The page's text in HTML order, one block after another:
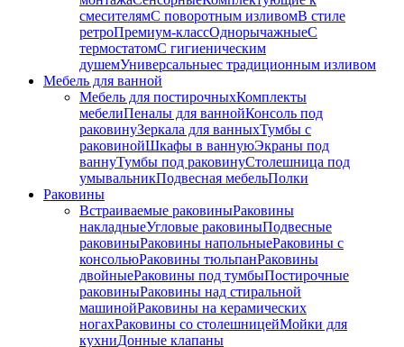
смесителямС поворотным изливомВ стиле
ретроПремиум-классОднорычажныеС
термостатомС гигиеническим
душемУниверсальныес традиционным изливом
Мебель для ванной
Мебель для постирочныхКомплекты
мебелиПеналы для ваннойКонсоль под
раковинуЗеркала для ванныхТумбы с
раковинойШкафы в ваннуюЭкраны под
ваннуТумбы под раковинуСтолешница под
умывальникПодвесная мебельПолки
Раковины
Встраиваемые раковиныРаковины
накладныеУгловые раковиныПодвесные
раковиныРаковины напольныеРаковины с
консольюРаковины тюльпанРаковины
двойныеРаковины под тумбыПостирочные
раковиныРаковины над стиральной
машинойРаковины на керамических
ногахРаковины со столешницейМойки для
кухниДонные клапаны